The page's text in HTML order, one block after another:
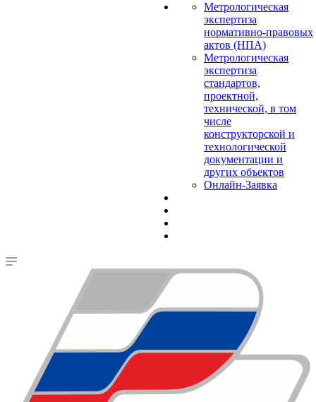
Метрологическая
экспертиза
нормативно-правовых
актов (НПА)
Метрологическая
экспертиза
стандартов,
проектной,
технической, в том
числе
конструкторской и
технологической
документации и
других объектов
Онлайн-Заявка